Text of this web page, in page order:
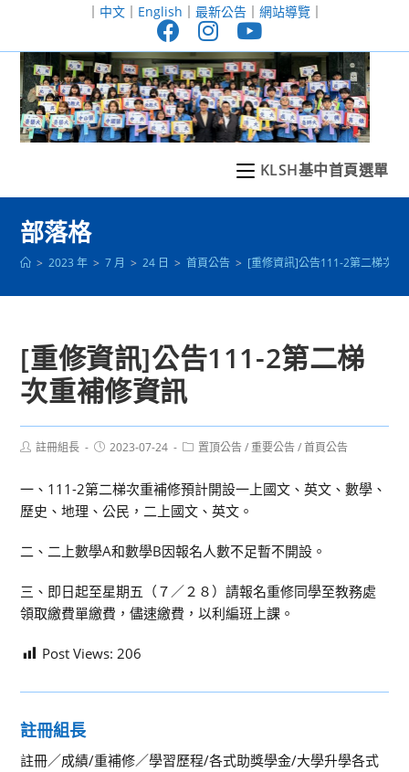
至
｜ 中文｜ English ｜ 最新公告｜ 網站導覽｜
KLSH基中首頁選單
部落格
> 2023 年 > 7 月 > 24 日 > 首頁公告 > [重修資訊]公告111-2第二梯次重
[重修資訊]公告111-2第二梯
次重補修資訊
Post註冊組長
Post2023-07-24
Post置頂公告 / 重要公告 / 首頁公告
一、111-2第二梯次重補修預計開設一上國文、英文、數學、
歷史、地理、公民，二上國文、英文。
二、二上數學A和數學B因報名人數不足暫不開設。
三、即日起至星期五（７／２８）請報名重修同學至教務處
領取繳費單繳費，儘速繳費，以利編班上課。
Post Views: 206
註冊組長
註冊／成績/重補修／學習歷程/各式助獎學金/大學升學各式